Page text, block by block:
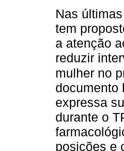
Nas
tem
a atenção
reduzir
mulher no
documento
expressa
durante o
posições e